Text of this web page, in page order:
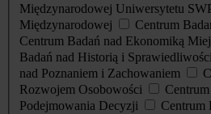
Międzynarodowej Uniwersytetu
Międzynarodowej
Centrum
Centrum Badań nad Ekonomiką
Badań nad Historią i
nad Poznaniem i Zachowaniem
Rozwojem Osobowości
Podejmowania Decyzji
Centrum